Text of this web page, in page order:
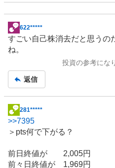
掲
示
板
622*****
すごい自己株消去だと思うの
ね。
投資の参考にな
返信
掲
示
板
事
281*****
>>7395
＞pts何で下がる？
前日終値が 2,005円
前々日終値が 1,969円